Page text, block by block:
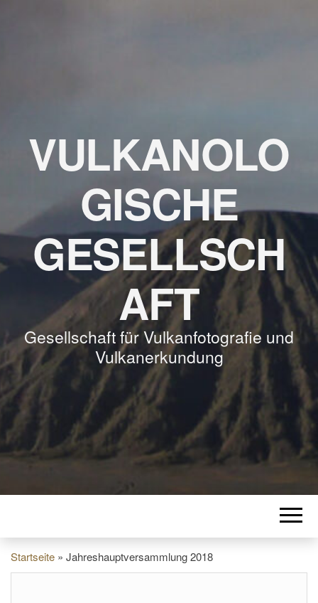
VULKANOLO
GISCHE
GESELLSCH
AFT
Gesellschaft für Vulkanfotografie und
Vulkanerkundung
Startseite » Jahreshauptversammlung 2018